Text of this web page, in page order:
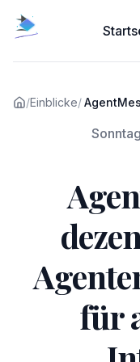
/Einblicke/
für
Veröffentlicht am
für